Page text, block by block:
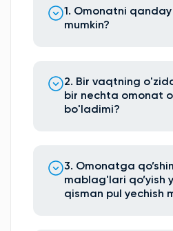
1. Omonatni
mumkin?
2. Bir vaqtning
bir nechta omonat
bo'ladimi?
3. Omonatga
mablag'lari qo’yish
qisman pul yechish